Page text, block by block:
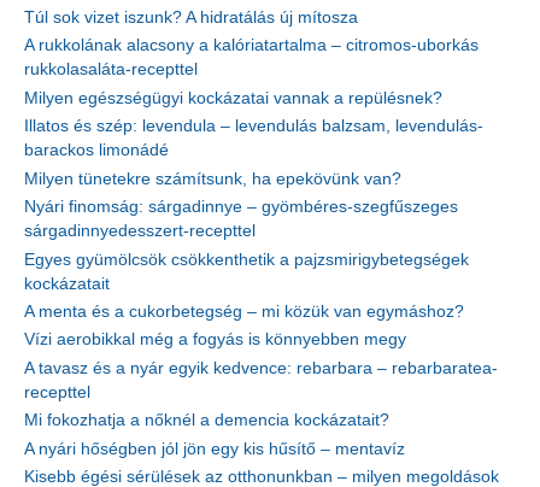
Túl sok vizet iszunk? A hidratálás új mítosza
A rukkolának alacsony a kalóriatartalma – citromos-uborkás
rukkolasaláta-recepttel
Milyen egészségügyi kockázatai vannak a repülésnek?
Illatos és szép: levendula – levendulás balzsam, levendulás-
barackos limonádé
Milyen tünetekre számítsunk, ha epekövünk van?
Nyári finomság: sárgadinnye – gyömbéres-szegfűszeges
sárgadinnyedesszert-recepttel
Egyes gyümölcsök csökkenthetik a pajzsmirigybetegségek
kockázatait
A menta és a cukorbetegség – mi közük van egymáshoz?
Vízi aerobikkal még a fogyás is könnyebben megy
A tavasz és a nyár egyik kedvence: rebarbara – rebarbaratea-
recepttel
Mi fokozhatja a nőknél a demencia kockázatait?
A nyári hőségben jól jön egy kis hűsítő – mentavíz
Kisebb égési sérülések az otthonunkban – milyen megoldások